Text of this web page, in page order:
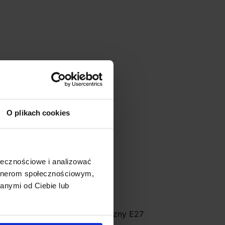
O plikach cookies
i analizować
społecznościowym,
od Ciebie lub
KELSEY kinkiet zewnętrzny E27